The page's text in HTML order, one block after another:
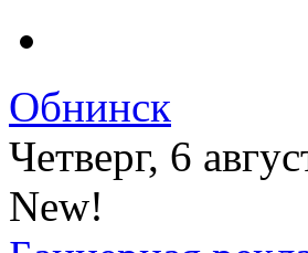
Обнинск
Четверг, 6
New!